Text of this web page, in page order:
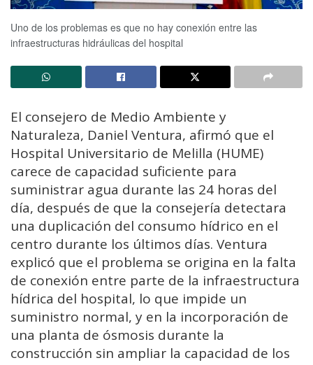
Uno de los problemas es que no hay conexión entre las
infraestructuras hidráulicas del hospital
El consejero de Medio Ambiente y
Naturaleza, Daniel Ventura, afirmó que el
Hospital Universitario de Melilla (HUME)
carece de capacidad suficiente para
suministrar agua durante las 24 horas del
día, después de que la consejería detectara
una duplicación del consumo hídrico en el
centro durante los últimos días. Ventura
explicó que el problema se origina en la falta
de conexión entre parte de la infraestructura
hídrica del hospital, lo que impide un
suministro normal, y en la incorporación de
una planta de ósmosis durante la
construcción sin ampliar la capacidad de los